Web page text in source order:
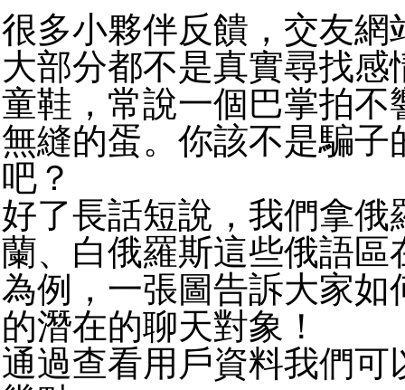
很多小夥伴反饋，交友網
大部分都不是真實尋找感
童鞋，常說一個巴掌拍不
無縫的蛋。你該不是騙子
吧？
好了長話短說，我們拿俄
蘭、白俄羅斯這些俄語區
為例，一張圖告訴大家如
的潛在的聊天對象！
通過查看用戶資料我們可